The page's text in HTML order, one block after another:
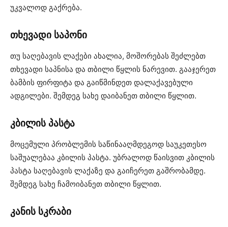
უკვალოდ გაქრება.
თხევადი საპონი
თუ საღებავის ლაქები ახალია, მოშორებას შეძლებთ
თხევადი საპნისა და თბილი წყლის ნარევით. გააჯერეთ
ბამბის ფირფიტა და გაიწმინდეთ დალაქავებული
ადგილები. შემდეგ სახე დაიბანეთ თბილი წყლით.
კბილის პასტა
მოცემული პრობლემის საწინააღმდეგოდ საუკეთესო
საშუალებაა კბილის პასტა. უბრალოდ წაისვით კბილის
პასტა საღებავის ლაქაზე და გაიჩერეთ გაშრობამდე.
შემდეგ სახე ჩამოიბანეთ თბილი წყლით.
კანის სკრაბი